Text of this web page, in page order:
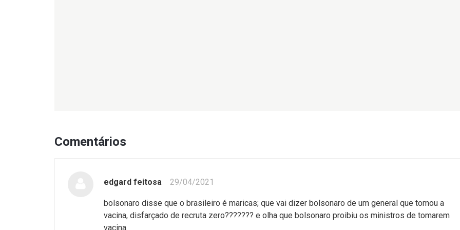
Comentários
edgard feitosa 29/04/2021
bolsonaro disse que o brasileiro é maricas; que vai dizer bolsonaro de um general que tomou a
vacina, disfarçado de recruta zero??????? e olha que bolsonaro proibiu os ministros de tomarem
vacina